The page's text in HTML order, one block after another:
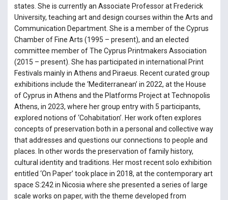
states. She is currently an Associate Professor at Frederick
University, teaching art and design courses within the Arts and
Communication Department. She is a member of the Cyprus
Chamber of Fine Arts (1995 – present), and an elected
committee member of The Cyprus Printmakers Association
(2015 – present). She has participated in international Print
Festivals mainly in Athens and Piraeus. Recent curated group
exhibitions include the ‘Mediterranean’ in 2022, at the House
of Cyprus in Athens and the Platforms Project at Technopolis
Athens, in 2023, where her group entry with 5 participants,
explored notions of ‘Cohabitation’. Her work often explores
concepts of preservation both in a personal and collective way
that addresses and questions our connections to people and
places. In other words the preservation of family history,
cultural identity and traditions. Her most recent solo exhibition
entitled ‘On Paper’ took place in 2018, at the contemporary art
space S:242 in Nicosia where she presented a series of large
scale works on paper, with the theme developed from